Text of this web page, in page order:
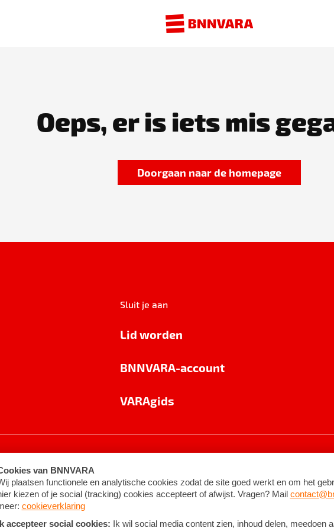
Oeps, er is iets mis
Doorgaan naar de homepage
Sluit je aan
Lid worden
BNNVARA-account
VARAgids
Algemene voorwaarden ©2026BNNVARA